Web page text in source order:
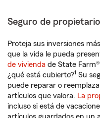
Seguro de
Proteja sus inversiones
que la vida le pueda
de vivienda de State
¿qué está cubierto?1 Su
puede reparar o
artículos que valora. La
incluso si está de